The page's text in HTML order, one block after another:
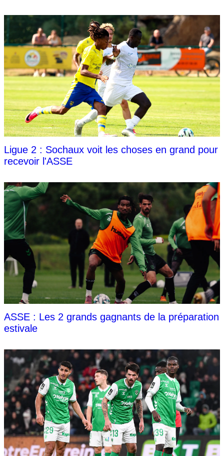
Ligue 2 : Sochaux voit les choses en grand pour
recevoir l'ASSE
ASSE : Les 2 grands gagnants de la préparation
estivale